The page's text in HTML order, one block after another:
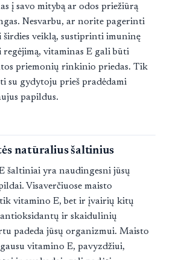
į savo mitybą ar odos priežiūrą
Nesvarbu, ar norite pagerinti
veiklą, sustiprinti imuninę
regėjimą, vitaminas E gali būti
priemonių rinkinio priedas. Tik
su gydytoju prieš pradėdami
papildus.
natūralius šaltinius
šaltiniai yra naudingesni jūsų
Visaverčiuose maisto
vitamino E, bet ir įvairių kitų
ir skaidulinių
padeda jūsų organizmui. Maisto
vitamino E, pavyzdžiui,